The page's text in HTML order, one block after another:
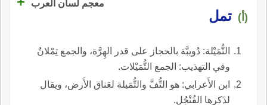
معجم لسان العرب
(أ) تمل
التُّمَيْلة: دُويبَّة بالحجاز على قدر الهِرَّة، والجمع تِمْلانٌ
وفي التهذيب: الجمع التُّمَيْلات.
ابن الأَعرابي: هو التُّفَّ والتُّمَيلة لعَناق الأَرض، ويقال
لذَكرها الفُنْجُل.